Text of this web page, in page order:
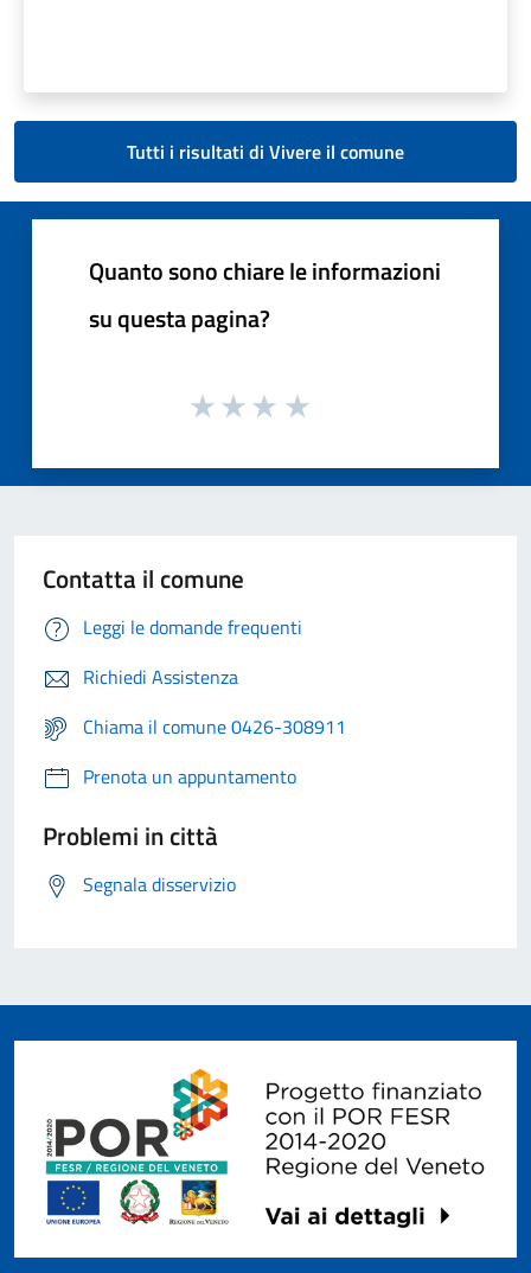
Tutti i risultati di Vivere il comune
Quanto sono chiare le informazioni
su questa pagina?
Contatta il comune
Leggi le domande frequenti
Richiedi Assistenza
Chiama il comune 0426-308911
Prenota un appuntamento
Problemi in città
Segnala disservizio